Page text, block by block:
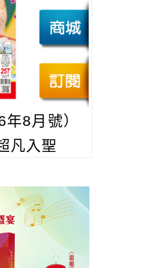
8月號）
凡入聖